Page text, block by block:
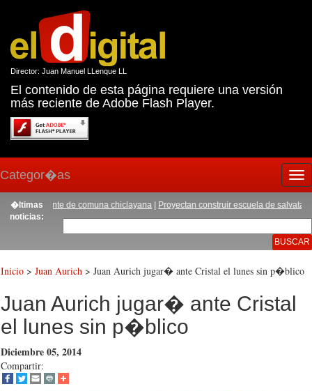
Director: Juan Manuel LLenque LL
El contenido de esta página requiere una versión
más reciente de Adobe Flash Player.
Categor�as
�ltimas
noticias:
gerente de comuna chiclayana|Proyectan construir escuela de salvataje en
Inicio > Juan Aurich > Juan Aurich jugar� ante Cristal el lunes sin p�blico
Juan Aurich jugar� ante Cristal
el lunes sin p�blico
Diciembre 05, 2014
Compartir: